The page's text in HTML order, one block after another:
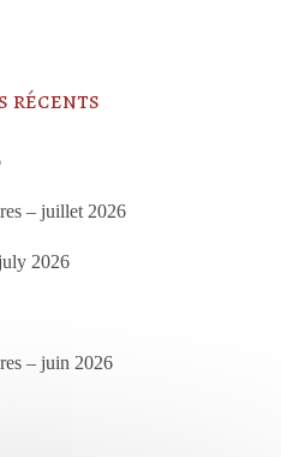
récents
– juillet 2026
2026
– juin 2026